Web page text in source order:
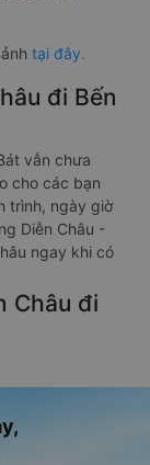
tại đây.
đi Bến
vẫn chưa
cho các bạn
trình, ngày giờ
Diễn Châu -
ngay khi có
Châu đi